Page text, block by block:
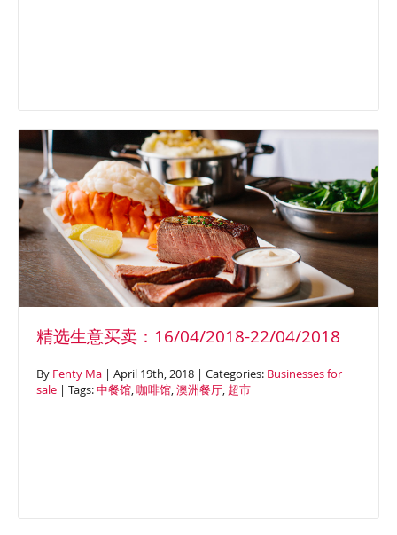
以和经理谈论制定新的5年租赁合
同。 出售理由 店主需要打理其他
生意 人员组成 2名店主+7~8名员
工 备注 租金包括所有支出，其他
费用包括1 -银行费用。2-市场运
输费，这是大型购物中心唯一的
独立超市，建议进行实地考察。
财务明细 周营业额： $80,000 物
精选生意买卖：16/04/2018-22/04/2018
By Fenty Ma | April 19th, 2018 | Categories: Businesses for
sale | Tags:中餐馆,咖啡馆,澳洲餐厅, 超市